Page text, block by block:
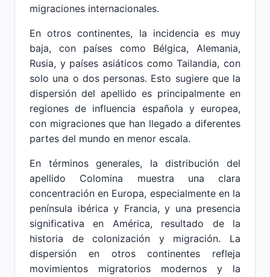
migraciones internacionales.
En otros continentes, la incidencia es muy
baja, con países como Bélgica, Alemania,
Rusia, y países asiáticos como Tailandia, con
solo una o dos personas. Esto sugiere que la
dispersión del apellido es principalmente en
regiones de influencia española y europea,
con migraciones que han llegado a diferentes
partes del mundo en menor escala.
En términos generales, la distribución del
apellido Colomina muestra una clara
concentración en Europa, especialmente en la
península ibérica y Francia, y una presencia
significativa en América, resultado de la
historia de colonización y migración. La
dispersión en otros continentes refleja
movimientos migratorios modernos y la